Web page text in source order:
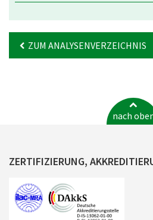
ZUM ANALYSENVERZEICHNIS
nach
ZERTIFIZIERUNG,